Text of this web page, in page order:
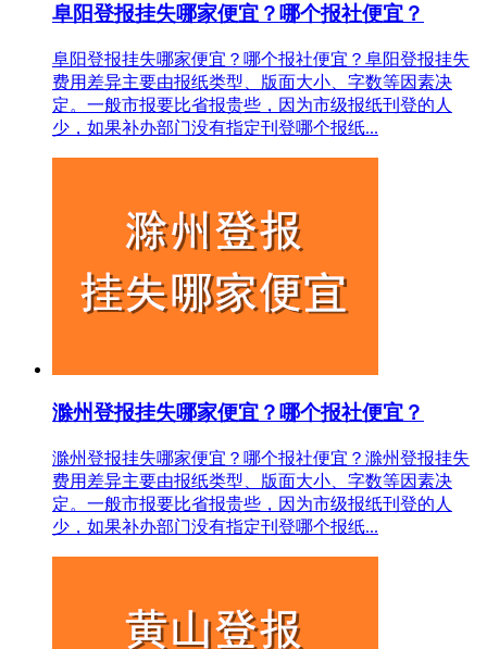
阜阳登报挂失哪家便宜？哪个报社便宜？
阜阳登报挂失哪家便宜？哪个报社便宜？阜阳登报挂失
费用差异主要由报纸类型、版面大小、字数等因素决
定。一般市报要比省报贵些，因为市级报纸刊登的人
少，如果补办部门没有指定刊登哪个报纸...
滁州登报挂失哪家便宜？哪个报社便宜？
滁州登报挂失哪家便宜？哪个报社便宜？滁州登报挂失
费用差异主要由报纸类型、版面大小、字数等因素决
定。一般市报要比省报贵些，因为市级报纸刊登的人
少，如果补办部门没有指定刊登哪个报纸...